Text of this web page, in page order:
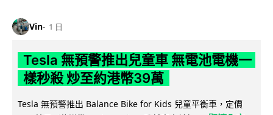
Vin 1 日
Tesla 無預警推出兒童車 無電池電機一
樣秒殺 炒至約港幣39萬
Tesla 無預警推出 Balance Bike for Kids 兒童平衡車，定價